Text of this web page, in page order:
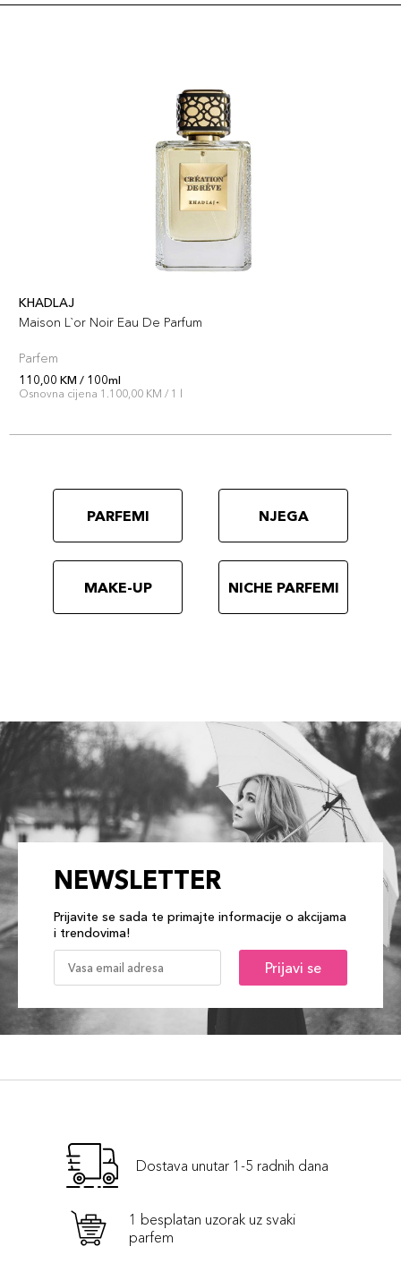
KHADLAJ
Maison L`or Noir Eau De Parfum
Parfem
110,00 KM / 100ml
Osnovna cijena 1.100,00 KM / 1 l
PARFEMI NJEGA
MAKE-UP NICHE PARFEMI
NEWSLETTER
Prijavite se sada te primajte informacije o akcijama
i trendovima!
Prijavi se
Dostava unutar 1-5 radnih dana
1 besplatan uzorak uz svaki
parfem